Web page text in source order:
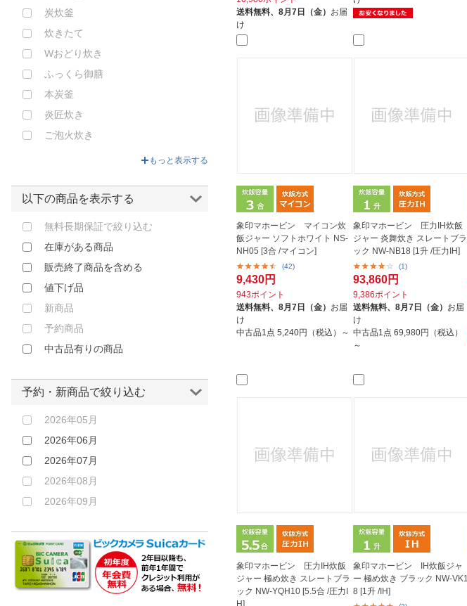
送料無料、 8月7日（金） お届
け
象印マホービン マイコン炊
飯ジャー ソフトホワイト NS-
NH05 [3合 /マイコン]
(42)
9,430円
943ポイント
送料無料、 8月7日（金） お届
け
中古品1点 5,240円（税込）～
象印マホービン 圧力IH炊飯
ジャー 炎舞炊き スレートブラ
ック NW-NB18 [1升 /圧力IH]
(1)
93,860円
9,386ポイント
送料無料、8月7日（金） お届
け
中古品1点69,980円（税込）
～
象印マホービン 圧力IH炊飯
ジャー 極め炊き スレートブラ
ック NW-YQH10 [5.5合 /圧力I
H]
象印マホービン IH炊飯ジャ
ー 極め炊き ブラック NW-VK1
8 [1升 /IH]
炭炊釜
炊きたて
Wおどり炊き
ふっくら御膳
本炭釜
炎匠炊き
ご泡火炊き
もっと表示する
以下の商品を表示する
無料長期保証で絞り込む
在庫がある商品
販売終了商品を含める
値下げ品
新商品
予約商品
中古品有りの商品
予約・新商品で絞り込む
2026年05月
2026年06月
2026年07月
2026年08月
2026年09月